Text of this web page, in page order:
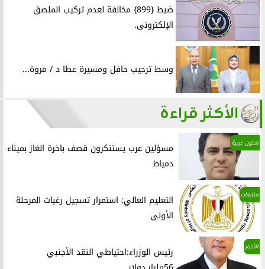
ضبط {899} مخالفة لعدم تركيب الملصق
الإلكترونى.
وسط ترحيب حافل ومسيرة عطا د / مروة...
الأكثر قراءة
شئون عربية
مسؤلين عرب يستنكرون قصف باخرة الغاز بميناء
دمياط
متابعات
التعليم العالي: استمرار تسجيل رغبات المرحلة
الأولى
الأخبار
رئيس الوزراء:احتياطي النقد الأجنبي